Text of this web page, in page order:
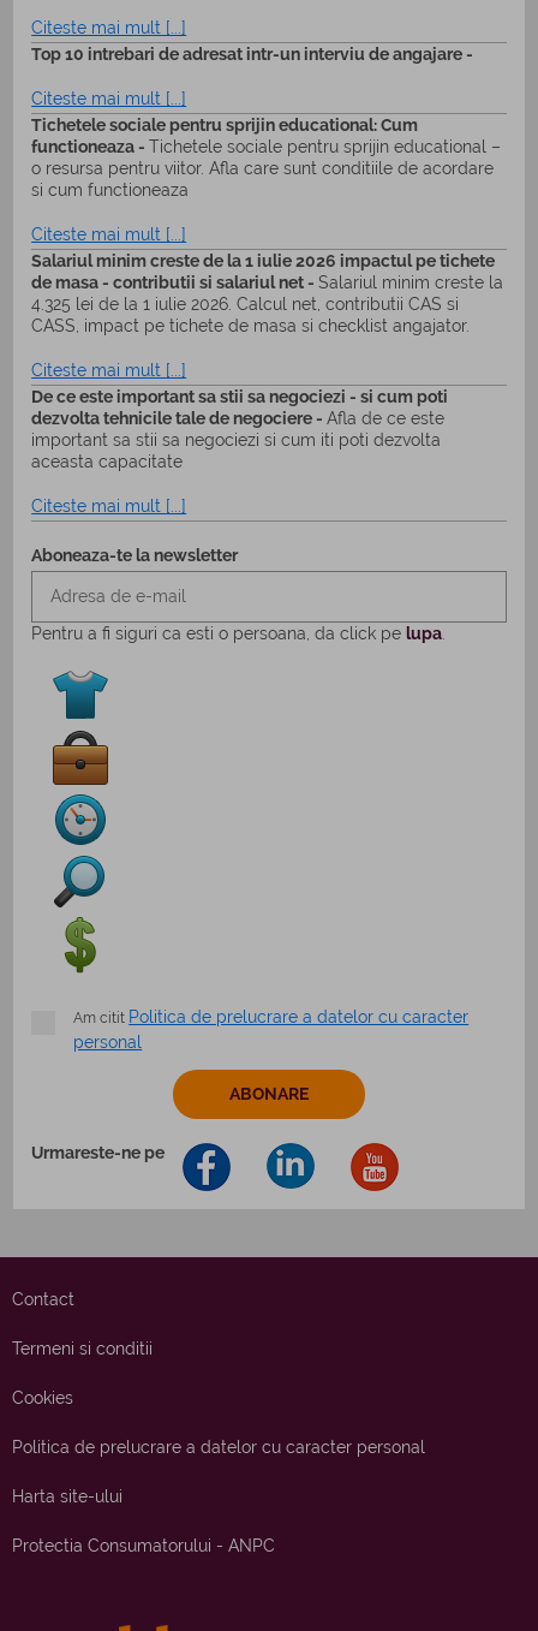
Citeste mai mult [...]
Top 10 intrebari de adresat intr-un interviu de angajare -
Citeste mai mult [...]
Tichetele sociale pentru sprijin educational: Cum
functioneaza -Tichetele sociale pentru sprijin educational –
o resursa pentru viitor. Afla care sunt conditiile de acordare
si cum functioneaza
Citeste mai mult [...]
Salariul minim creste de la 1 iulie 2026 impactul pe tichete
de masa - contributii si salariul net -Salariul minim creste la
4.325 lei de la 1 iulie 2026. Calcul net, contributii CAS si
CASS, impact pe tichete de masa si checklist angajator.
Citeste mai mult [...]
De ce este important sa stii sa negociezi - si cum poti
dezvolta tehnicile tale de negociere -Afla de ce este
important sa stii sa negociezi si cum iti poti dezvolta
aceasta capacitate
Citeste mai mult [...]
Aboneaza-te la newsletter
Pentru a fi siguri ca esti o persoana, da click pe lupa
Am citit Politica de prelucrare a datelor cu caracter
personal
Urmareste-ne pe
Contact
Termeni si conditii
Cookies
Politica de prelucrare a datelor cu caracter personal
Harta site-ului
Protectia Consumatorului - ANPC